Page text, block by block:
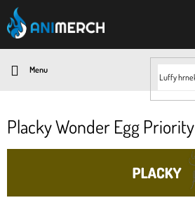
Přejít
na
obsah
Placky Wonder Egg Priority